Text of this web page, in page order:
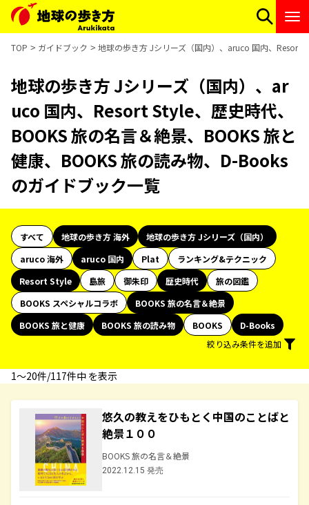
TOP ガイドブック 地球の歩き方 Jシリーズ（国内）、aruco 国内、Resort
地球の歩き方 Jシリーズ（国内）、ar
uco 国内、Resort Style、歴史時代、
BOOKS 旅の名言＆絶景、BOOKS 旅と
健康、BOOKS 旅の読み物、D-Books
のガイドブック一覧
すべて 地球の歩き方 海外
地球の歩き方 Jシリーズ（国内）
aruco 海外
aruco 国内 Plat
ランキング&テクニック
Resort Style
島旅 御朱印 歴史時代
旅の図鑑
BOOKS スペシャルコラボ
BOOKS 旅の名言＆絶景
BOOKS 旅と健康
BOOKS 旅の読み物 BOOKS
D-Books
絞り込み条件を追加
1〜20件/117件中 を表示
悠久の教えをひもとく中国のことばと
絶景１００
BOOKS 旅の名言＆絶景
2022.12.15 発売